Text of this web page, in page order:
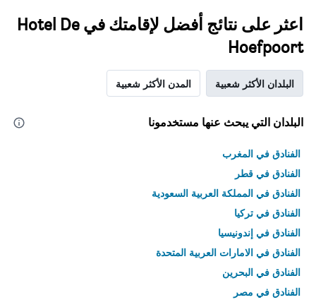
اعثر على نتائج أفضل لإقامتك في Hotel De
Hoefpoort
البلدان الأكثر شعبية المدن الأكثر شعبية
البلدان التي يبحث عنها مستخدمونا
الفنادق في المغرب
الفنادق في قطر
الفنادق في المملكة العربية السعودية
الفنادق في تركيا
الفنادق في إندونيسيا
الفنادق في الامارات العربية المتحدة
الفنادق في البحرين
الفنادق في مصر